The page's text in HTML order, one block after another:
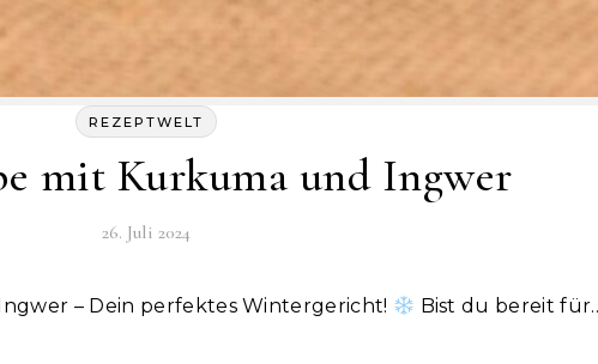
REZEPTWELT
mit Kurkuma und Ingwer
26. Juli 2024
– Dein perfektes Wintergericht! Bist du bereit